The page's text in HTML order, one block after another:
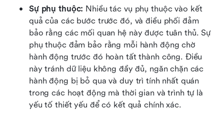
Sự phụ thuộc: Nhiều tác vụ phụ thuộc vào kết
quả của các bước trước đó, và điều phối đảm
bảo rằng các mối quan hệ này được tuân thủ. Sự
phụ thuộc đảm bảo rằng mỗi hành động chờ
hành động trước đó hoàn tất thành công. Điều
này tránh dữ liệu không đầy đủ, ngăn chặn các
hành động bị bỏ qua và duy trì tính nhất quán
trong các hoạt động mà thời gian và trình tự là
yếu tố thiết yếu để có kết quả chính xác.